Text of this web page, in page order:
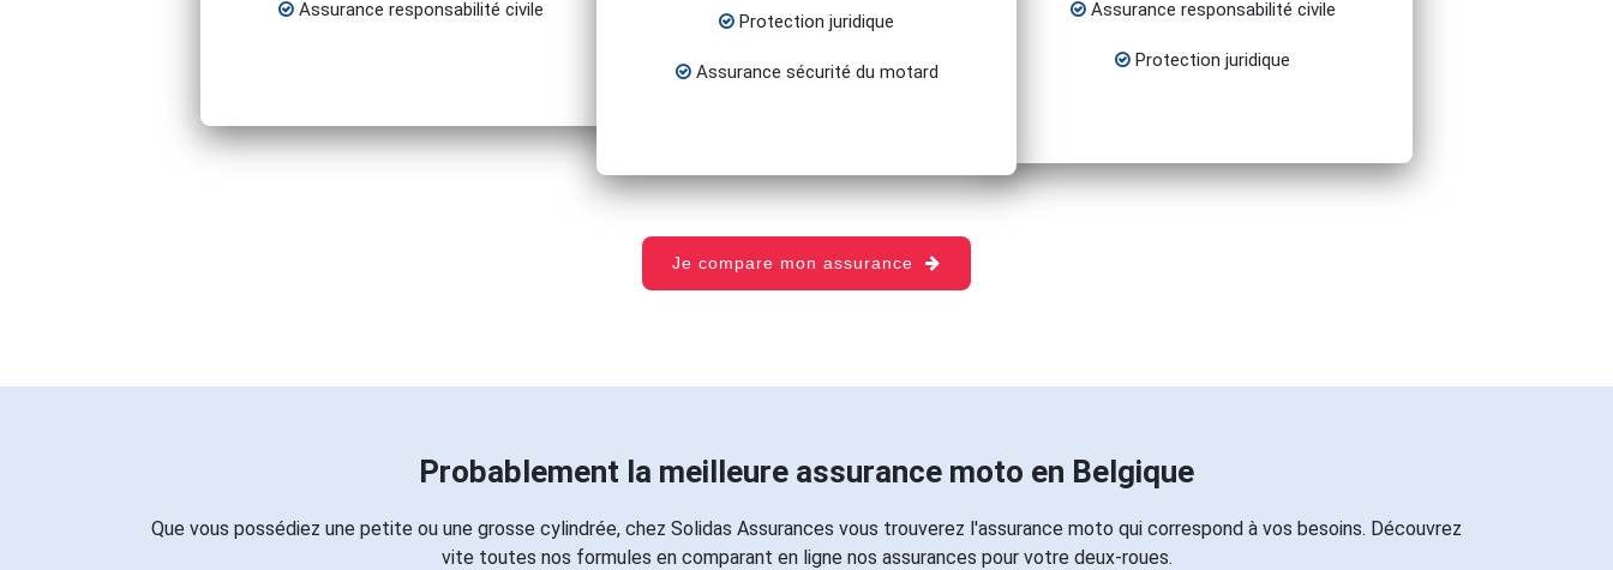
Assurance responsabilité civile
Protection juridique
Assurance sécurité du motard
Assurance responsabilité civile
Protection juridique
Je compare mon assurance
Probablement la meilleure assurance moto en Belgique
Que vous possédiez une petite ou une grosse cylindrée, chez Solidas Assurances vous trouverez l'assurance moto qui correspond à vos besoins. Découvrez
vite toutes nos formules en comparant en ligne nos assurances pour votre deux-roues.